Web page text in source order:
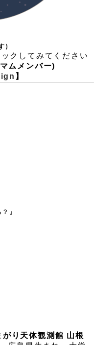
）
クしてみてください
マムメンバー)
】
』
がり天体観測館 山根